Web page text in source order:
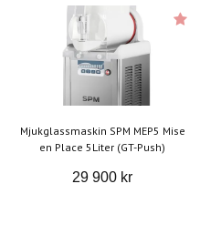
Mjukglassmaskin SPM MEP5 Mise
en Place 5Liter (GT-Push)
29 900 kr